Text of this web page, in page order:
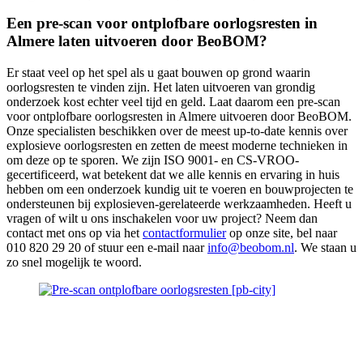
Een pre-scan voor ontplofbare oorlogsresten in
Almere laten uitvoeren door BeoBOM?
Er staat veel op het spel als u gaat bouwen op grond waarin
oorlogsresten te vinden zijn. Het laten uitvoeren van grondig
onderzoek kost echter veel tijd en geld. Laat daarom een pre-scan
voor ontplofbare oorlogsresten in Almere uitvoeren door BeoBOM.
Onze specialisten beschikken over de meest up-to-date kennis over
explosieve oorlogsresten en zetten de meest moderne technieken in
om deze op te sporen. We zijn ISO 9001- en CS-VROO-
gecertificeerd, wat betekent dat we alle kennis en ervaring in huis
hebben om een onderzoek kundig uit te voeren en bouwprojecten te
ondersteunen bij explosieven-gerelateerde werkzaamheden. Heeft u
vragen of wilt u ons inschakelen voor uw project? Neem dan
contact met ons op via het contactformulierop onze site, bel naar
010 820 29 20 of stuur een e-mail naarinfo@beobom.nl. We staan u
zo snel mogelijk te woord.